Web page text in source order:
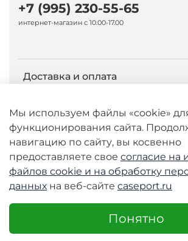
Доставка и оплата
О компании Caseport
Бренд Nillkin
+7 (995) 230-55-65
интернет-магазин с 10.00-17.00
© 2026 Любое использование контента
письменного разрешения запрещено
Мы используем файлы «cookie»
функционирования сайта.
навигацию по сайту, вы косвенно
предоставляете свое согласие на
файлов cookie и на обработку
данных на веб-сайте caseport.ru
Понятно